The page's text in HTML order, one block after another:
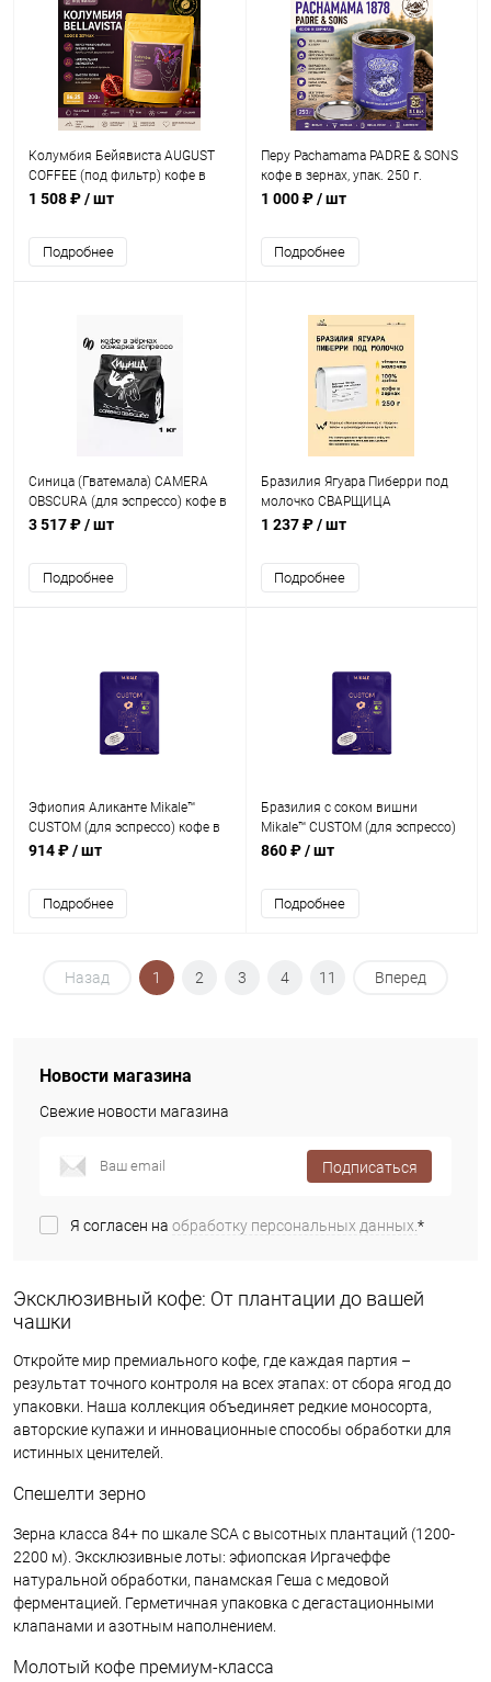
Колумбия Бейявиста AUGUST
COFFEE (под фильтр) кофе в
зернах, упак. 200 г.
1 508 ₽/ шт
Подробнее
Перу Рachamama PADRE & SONS
кофе в зернах, упак. 250 г.
1 000 ₽/ шт
Подробнее
Синица (Гватемала) CAMERA
OBSCURA (для эспрессо) кофе в
зернах, упак. 1 кг.
3 517 ₽/ шт
Подробнее
Бразилия Ягуара Пиберри под
молочко СВАРЩИЦА
ЕКАТЕРИНА (для эспрессо)
1 237 ₽/ шт
Подробнее
Эфиопия Аликанте Mikale™
CUSTOM (для эспрессо) кофе в
зернах, упак. 200 г.
914 ₽/ шт
Подробнее
Бразилия с соком вишни
Mikale™ CUSTOM (для эспрессо)
кофе в зернах, упак. 200 г.
860 ₽/ шт
Подробнее
Назад 1 2 3 4 11 Вперед
Новости магазина
Свежие новости магазина
Подписаться
Я согласен на обработку персональных данных.*
Эксклюзивный кофе: От плантации до вашей
чашки
Откройте мир премиального кофе, где каждая партия –
результат точного контроля на всех этапах: от сбора ягод до
упаковки. Наша коллекция объединяет редкие моносорта,
авторские купажи и инновационные способы обработки для
истинных ценителей.
Спешелти зерно
Зерна класса 84+ по шкале SCA с высотных плантаций (1200-
2200 м). Эксклюзивные лоты: эфиопская Иргачеффе
натуральной обработки, панамская Геша с медовой
ферментацией. Герметичная упаковка с дегастационными
клапанами и азотным наполнением.
Молотый кофе премиум-класса